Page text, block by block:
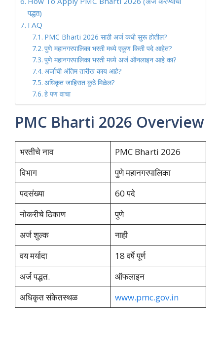
पद्धत)
FAQ
PMC Bharti 2026 साठी अर्ज कधी सुरू होतील?
पुणे महानगरपालिका भरती मध्ये एकूण किती पदे आहेत?
पुणे महानगरपालिका भरती मध्ये अर्ज ऑनलाइन आहे का?
अर्जाची अंतिम तारीख काय आहे?
अधिकृत जाहिरात कुठे मिळेल?
हे पण वाचा
PMC Bharti 2026 Overview
भरतीचे नाव
PMC Bharti 2026
विभाग
पुणे महानगरपालिका
पदसंख्या
60 पदे
नोकरीचे ठिकाण
पुणे
अर्ज शुल्क
नाही
वय मर्यादा
18 वर्षे पूर्ण
अर्ज पद्धत.
ऑफलाइन
अधिकृत संकेतस्थळ
www.pmc.gov.in